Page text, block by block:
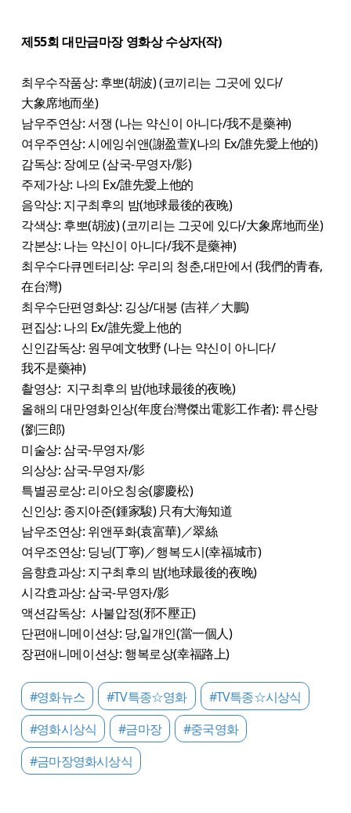
제55회 대만금마장 영화상 수상자(작)
최우수작품상: 후뽀(胡波) (코끼리는 그곳에 있다/
大象席地而坐)
남우주연상: 서쟁 (나는 약신이 아니다/我不是藥神)
여우주연상: 시에잉쉬앤(謝盈萱)(나의 Ex/誰先愛上他的)
감독상: 장예모 (삼국-무영자/影)
주제가상: 나의 Ex/誰先愛上他的
음악상: 지구최후의 밤(地球最後的夜晚)
각색상: 후뽀(胡波) (코끼리는 그곳에 있다/大象席地而坐)
각본상: 나는 약신이 아니다/我不是藥神)
최우수다큐멘터리상: 우리의 청춘,대만에서 (我們的青春,
在台灣)
최우수단편영화상: 깅상/대붕 (吉祥／大鵬)
편집상: 나의 Ex/誰先愛上他的
신인감독상: 원무예文牧野 (나는 약신이 아니다/
我不是藥神)
촬영상: 지구최후의 밤(地球最後的夜晚)
올해의 대만영화인상(年度台灣傑出電影工作者): 류산랑
(劉三郎)
미술상: 삼국-무영자/影
의상상: 삼국-무영자/影
특별공로상: 리아오칭숭(廖慶松)
신인상: 종지아준(鍾家駿) 只有大海知道
남우조연상: 위앤푸화(袁富華)／翠絲
여우조연상: 딩닝(丁寧)／행복도시(幸福城市)
음향효과상: 지구최후의 밤(地球最後的夜晚)
시각효과상: 삼국-무영자/影
액션감독상: 사불압정(邪不壓正)
단편애니메이션상: 당,일개인(當一個人)
장편애니메이션상: 행복로상(幸福路上)
#영화뉴스 #TV특종☆영화
#TV특종☆시상식
#영화시상식
#금마장
#중국영화
#금마장영화시상식